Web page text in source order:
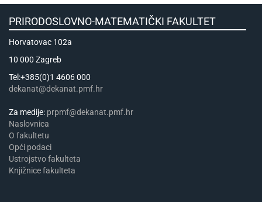
PRIRODOSLOVNO-MATEMATIČKI FAKULTET
Horvatovac 102a
10 000 Zagreb
Tel:+385(0)1 4606 000
dekanat@dekanat.pmf.hr
Za medije: prpmf@dekanat.pmf.hr
Naslovnica
​​​O fakultetu
Opći podaci
Ustrojstvo fakulteta
Knjižnice fakulteta